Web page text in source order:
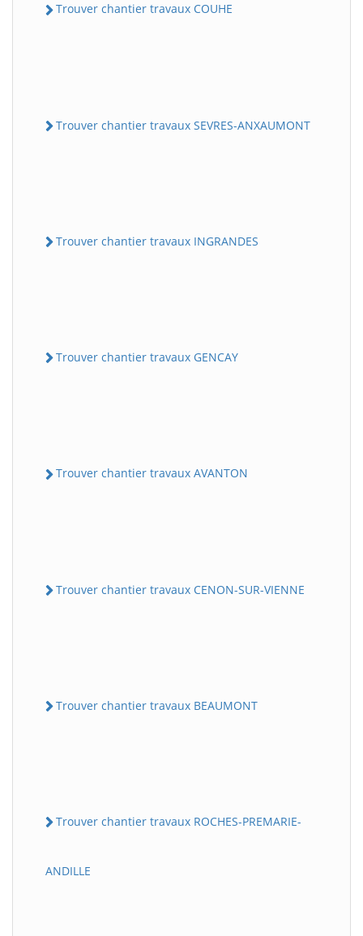
Trouver chantier travaux COUHE
Trouver chantier travaux SEVRES-ANXAUMONT
Trouver chantier travaux INGRANDES
Trouver chantier travaux GENCAY
Trouver chantier travaux AVANTON
Trouver chantier travaux CENON-SUR-VIENNE
Trouver chantier travaux BEAUMONT
Trouver chantier travaux ROCHES-PREMARIE-
ANDILLE